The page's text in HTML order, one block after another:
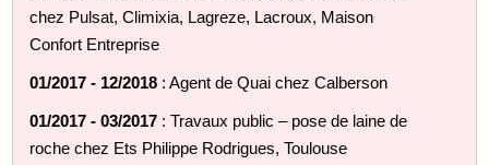
chez Pulsat, Climixia, Lagreze, Lacroux, Maison
Confort Entreprise
01/2017 - 12/2018 : Agent de Quai chez Calberson
01/2017 - 03/2017 : Travaux public – pose de laine de
roche chez Ets Philippe Rodrigues, Toulouse